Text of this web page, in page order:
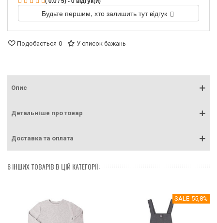
Будьте першим, хто залишить тут відгук
Подобається 0 У список бажань
Опис
Детальніше про товар
Доставка та оплата
6 ІНШИХ ТОВАРІВ В ЦІЙ КАТЕГОРІЇ:
SALE-55,8%